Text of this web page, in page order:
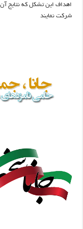
اهداف این تشکل که نتایج
شرکت نمایند